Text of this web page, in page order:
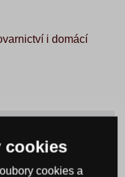
i domácí
cm
cm
cookies
cookies a